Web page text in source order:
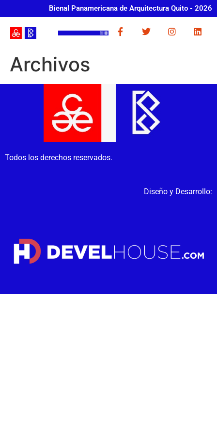
Bienal Panamericana de Arquitectura Quito - 2026
Archivos
Todos los derechos reservados.
Diseño y Desarrollo: